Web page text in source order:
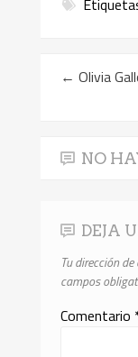
← Olivia
NO
DEJA
Tu dirección
campos
Comentario